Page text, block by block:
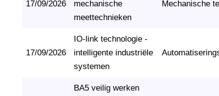
17/09/2026
mechanische
meettechnieken
Mechanische
17/09/2026
IO-link technologie -
intelligente industriële
systemen
BA5 veilig werken